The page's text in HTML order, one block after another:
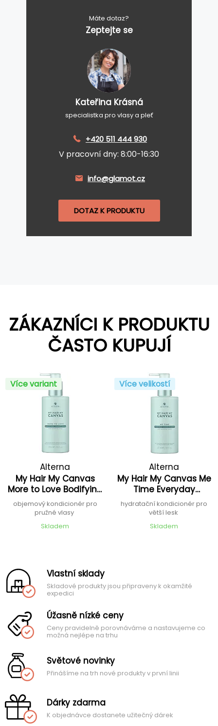
Máte dotaz?
Zeptejte se
Kateřina Krásná
specialistka pro vlasy a pleť
+420 511 444 930
V pracovní dny: 8:00-16:30
info@glamot.cz
DOTAZ K PRODUKTU
ZÁKAZNÍCI K PRODUKTU
ČASTO KUPUJÍ
Více variant
Alterna
My Hair My Canvas
More to Love Bodifying
Conditioner
objemový kondicionér pro
pružné vlasy
Skladem
Více velikostí
Alterna
My Hair My Canvas Me
Time Everyday
Conditioner
hydratační kondicionér pro
větší lesk
Skladem
Vlastní sklady
Skladové produkty jsou připraveny k okamžité
expedici
Úžasně nízké ceny
Ceny pravidelně porovnáváme a nastavujeme co
možná nejlépe na trhu
Světové novinky
Přinášíme na trh nové produkty v první linii
Dárky zdarma
K objednávce dostanete užitečný dárek